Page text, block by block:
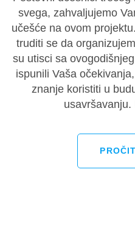
svega, zahvaljujemo
učešće na ovom
truditi se da
su utisci sa
ispunili Vaša
znanje koristiti u